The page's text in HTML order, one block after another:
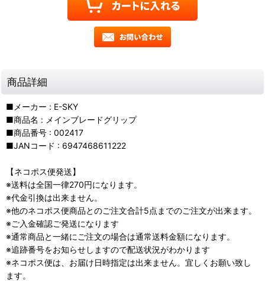
商品詳細
■メーカー : E-SKY
■商品名 : メインブレードグリップ
■商品番号 : 002417
■JANコード : 6947468611222
【ネコポス便発送】
※送料は全国一律270円になります。
※代金引換は出来ません。
※他のネコポス便商品とのご注文合計5点までのご注文が出来ます。
※ご入金確認ご発送になります
※通常商品と一緒にご注文の場合は通常送料金額になります。
※追跡番号をお知らせしますので配送状況がわかります
※ネコポス便は、お届け日時指定は出来ません。宜しくお願い致し
ます。